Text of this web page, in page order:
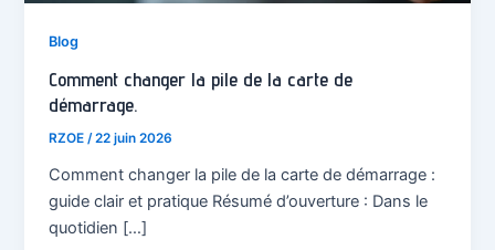
Blog
Comment changer la pile de la carte de
démarrage.
RZOE/22 juin 2026
Comment changer la pile de la carte de démarrage :
guide clair et pratique Résumé d’ouverture : Dans le
quotidien […]